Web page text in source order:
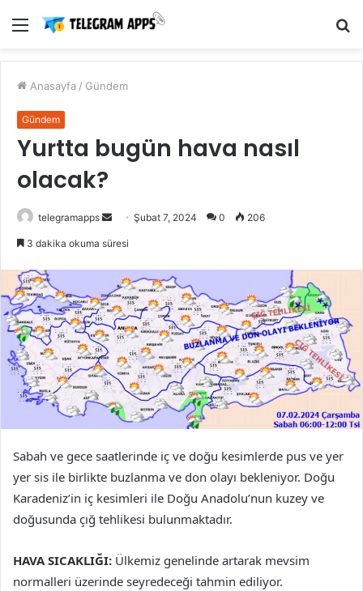
Menü
Anasayfa / Gündem
Gündem
Yurtta bugün hava nasıl
olacak?
telegramapps
Bir
göndermek
Şubat 7, 2024 0 206
3 dakika okuma süresi
Sabah ve gece saatlerinde iç ve doğu kesimlerde pus ve yer
yer sis ile birlikte buzlanma ve don olayı bekleniyor. Doğu
Karadeniz’in iç kesimleri ile Doğu Anadolu’nun kuzey ve
doğusunda çığ tehlikesi bulunmaktadır.
HAVA SICAKLIĞI: Ülkemiz genelinde artarak mevsim
normalleri üzerinde seyredeceği tahmin ediliyor.